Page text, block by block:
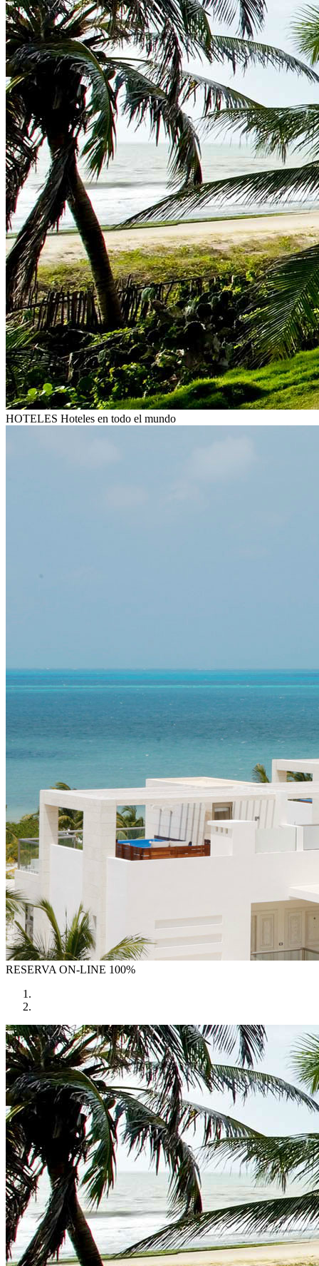
HOTELES Hoteles en todo el mundo
RESERVA ON-LINE 100%